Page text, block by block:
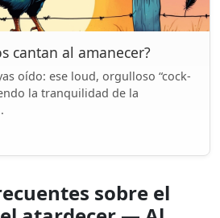
cantan al amanecer?
oído: ese loud, orgulloso “cock-
la tranquilidad de la
sobre el